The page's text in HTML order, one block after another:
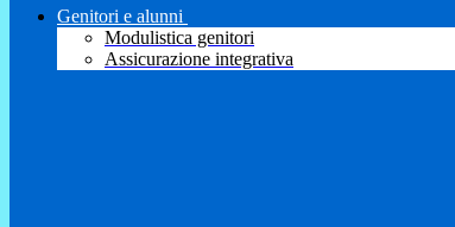
Genitori e alunni
Modulistica genitori
Assicurazione integrativa